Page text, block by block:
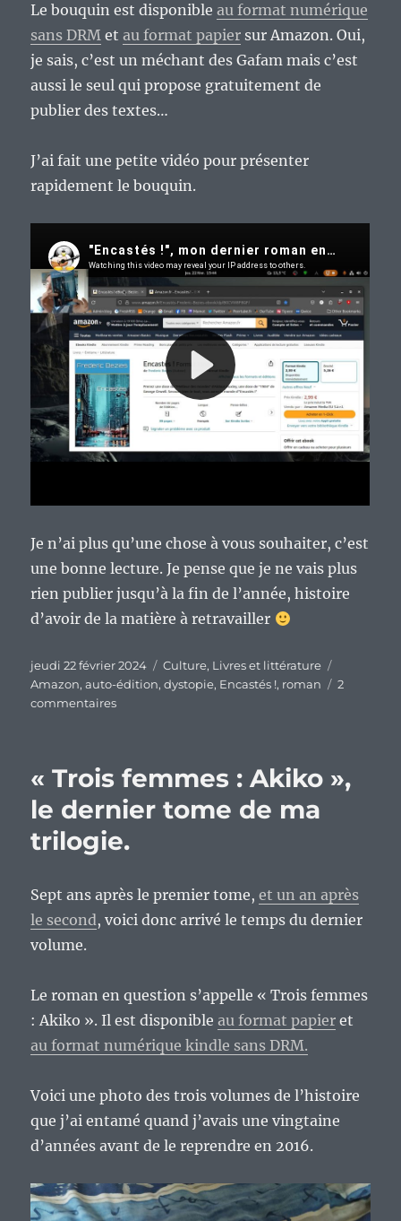
Le bouquin est disponibleau format numérique
sans DRM etau format papier sur Amazon. Oui,
je sais, c’est un méchant des Gafam mais c’est
aussi le seul qui propose gratuitement de
publier des textes…
J’ai fait une petite vidéo pour présenter
rapidement le bouquin.
Je n’ai plus qu’une chose à vous souhaiter, c’est
une bonne lecture. Je pense que je ne vais plus
rien publier jusqu’à la fin de l’année, histoire
d’avoir de la matière à retravailler
Publié
le
jeudi 22 février 2024 Catégories
Culture, Livres et littérature
Amazon,auto-édition,dystopie, Encastés !, roman
2
commentairessur
publication
en
auto-
édition.
« Trois femmes : Akiko »,
le dernier tome de ma
trilogie.
Sept ans après le premier tome,et un an après
le second, voici donc arrivé le temps du dernier
volume.
Le roman en question s’appelle « Trois femmes
: Akiko ». Il est disponibleau format papier et
au format numérique kindle sans DRM.
Voici une photo des trois volumes de l’histoire
que j’ai entamé quand j’avais une vingtaine
d’années avant de le reprendre en 2016.